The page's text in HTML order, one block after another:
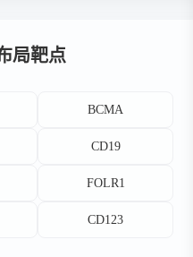
局靶点
BCMA
CD19
FOLR1
CD123